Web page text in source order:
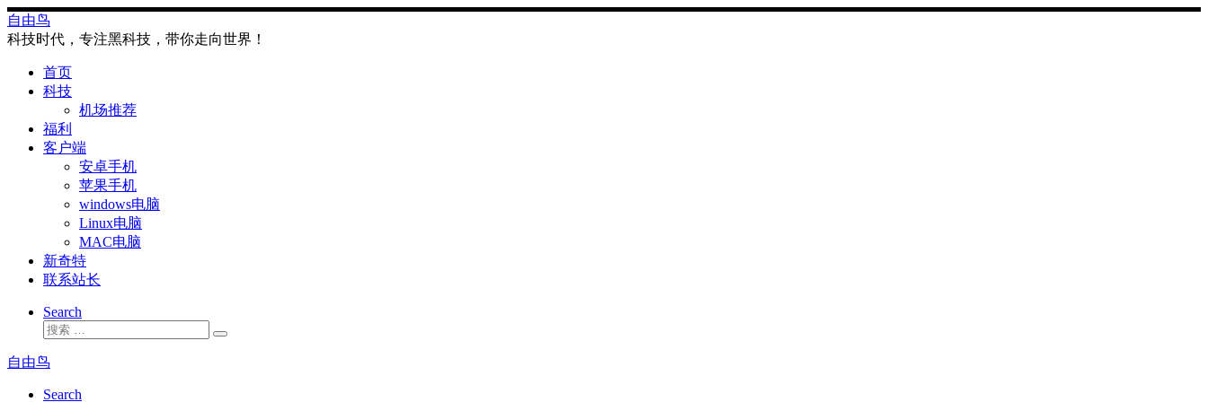
Skip
to
content
自由鸟
科技时代，专注黑科技，带你走向世界！
首页
科技
机场推荐
福利
客户端
安卓手机
苹果手机
windows电脑
Linux电脑
MAC电脑
新奇特
联系站长
Search
搜
搜
自由鸟
Search